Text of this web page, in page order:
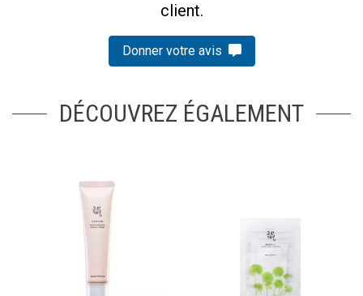
client.
Donner votre avis
DÉCOUVREZ ÉGALEMENT